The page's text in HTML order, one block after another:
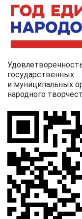
государственных
и муниципальных
народного